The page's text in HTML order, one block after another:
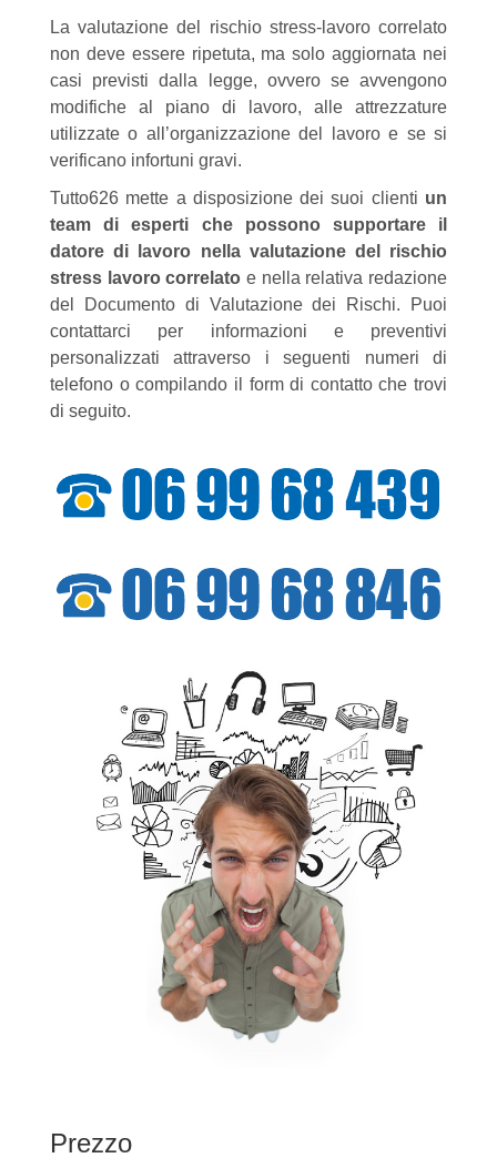
La valutazione del rischio stress-lavoro correlato
non deve essere ripetuta, ma solo aggiornata nei
casi previsti dalla legge, ovvero se avvengono
modifiche al piano di lavoro, alle attrezzature
utilizzate o all’organizzazione del lavoro e se si
verificano infortuni gravi.
Tutto626 mette a disposizione dei suoi clienti un
team di esperti che possono supportare il
datore di lavoro nella valutazione del rischio
stress lavoro correlato e nella relativa redazione
del Documento di Valutazione dei Rischi. Puoi
contattarci per informazioni e preventivi
personalizzati attraverso i seguenti numeri di
telefono o compilando il form di contatto che trovi
di seguito.
Prezzo